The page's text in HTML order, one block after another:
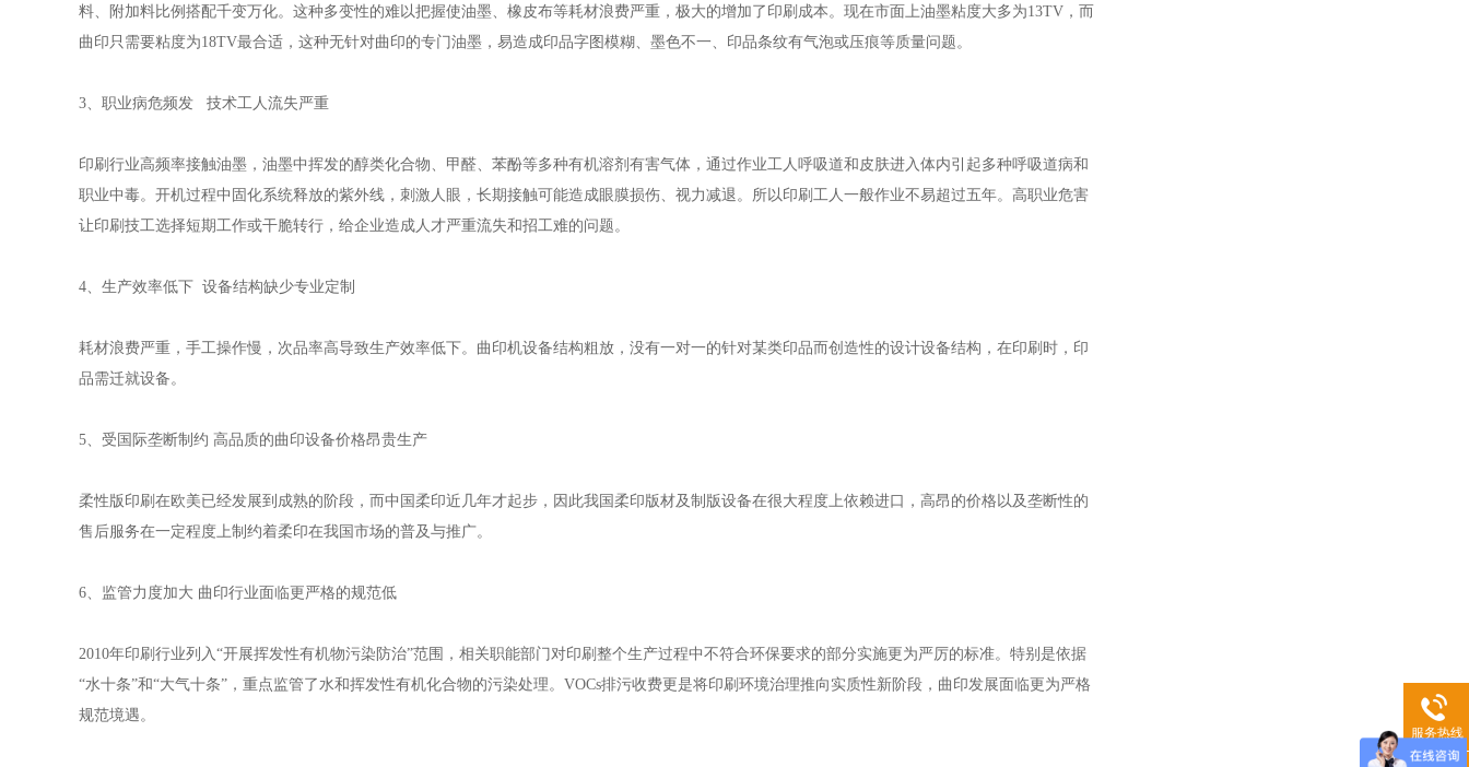
料、附加料比例搭配千变万化。这种多变性的难以把握使油墨、橡皮布等耗材浪费严重，极大的增加了印刷成本。现在市面上油墨粘度大多为13TV，而
曲印只需要粘度为18TV最合适，这种无针对曲印的专门油墨，易造成印品字图模糊、墨色不一、印品条纹有气泡或压痕等质量问题。
3、职业病危频发 技术工人流失严重
印刷行业高频率接触油墨，油墨中挥发的醇类化合物、甲醛、苯酚等多种有机溶剂有害气体，通过作业工人呼吸道和皮肤进入体内引起多种呼吸道病和
职业中毒。开机过程中固化系统释放的紫外线，刺激人眼，长期接触可能造成眼膜损伤、视力减退。所以印刷工人一般作业不易超过五年。高职业危害
让印刷技工选择短期工作或干脆转行，给企业造成人才严重流失和招工难的问题。
4、生产效率低下 设备结构缺少专业定制
耗材浪费严重，手工操作慢，次品率高导致生产效率低下。曲印机设备结构粗放，没有一对一的针对某类印品而创造性的设计设备结构，在印刷时，印
品需迁就设备。
5、受国际垄断制约 高品质的曲印设备价格昂贵生产
柔性版印刷在欧美已经发展到成熟的阶段，而中国柔印近几年才起步，因此我国柔印版材及制版设备在很大程度上依赖进口，高昂的价格以及垄断性的
售后服务在一定程度上制约着柔印在我国市场的普及与推广。
6、监管力度加大 曲印行业面临更严格的规范低
2010年印刷行业列入“开展挥发性有机物污染防治”范围，相关职能部门对印刷整个生产过程中不符合环保要求的部分实施更为严厉的标准。特别是依据
“水十条”和“大气十条”，重点监管了水和挥发性有机化合物的污染处理。VOCs排污收费更是将印刷环境治理推向实质性新阶段，曲印发展面临更为严格
规范境遇。
服务热线